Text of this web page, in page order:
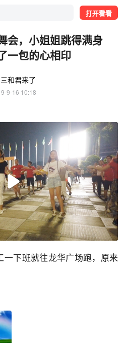
打开看看
会，小姐姐跳得满身
一包的心相印
三和君来了
9-16 10:18
一下班就往龙华广场跑，原来